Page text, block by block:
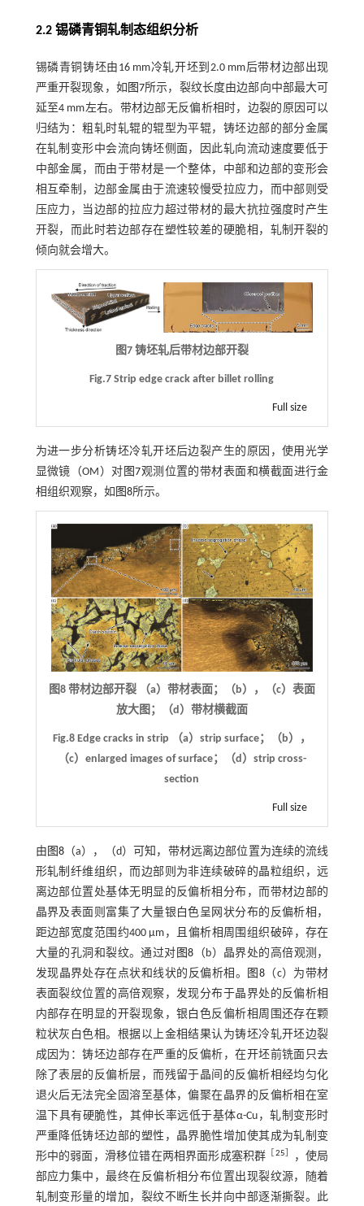
2.2 锡磷青铜轧制态组织分析
锡磷青铜铸坯由16 mm冷轧开坯到2.0 mm后带材边部出现
严重开裂现象，如 图7所示，裂纹长度由边部向中部最大可
延至4 mm左右。带材边部无反偏析相时，边裂的原因可以
归结为：粗轧时轧辊的辊型为平辊，铸坯边部的部分金属
在轧制变形中会流向铸坯侧面，因此轧向流动速度要低于
中部金属，而由于带材是一个整体，中部和边部的变形会
相互牵制，边部金属由于流速较慢受拉应力，而中部则受
压应力，当边部的拉应力超过带材的最大抗拉强度时产生
开裂，而此时若边部存在塑性较差的硬脆相，轧制开裂的
倾向就会增大。
图7 铸坯轧后带材边部开裂
Fig.7 Strip edge crack after billet rolling
Full size
为进一步分析铸坯冷轧开坯后边裂产生的原因，使用光学
显微镜（OM）对 图7观测位置的带材表面和横截面进行金
相组织观察，如 图8所示。
图8 带材边部开裂 （a）带材表面；（b），（c）表面
放大图；（d）带材横截面
Fig.8 Edge cracks in strip （a）strip surface；（b），
（c）enlarged images of surface；（d）strip cross-
section
Full size
由 图8（a），（d）可知，带材远离边部位置为连续的流线
形轧制纤维组织，而边部则为非连续破碎的晶粒组织，远
离边部位置处基体无明显的反偏析相分布，而带材边部的
晶界及表面则富集了大量银白色呈网状分布的反偏析相，
距边部宽度范围约400 μm，且偏析相周围组织破碎，存在
大量的孔洞和裂纹。通过对 图8 （b）晶界处的高倍观测，
发现晶界处存在点状和线状的反偏析相。
图8（c）为带材
表面裂纹位置的高倍观察，发现分布于晶界处的反偏析相
内部存在明显的开裂现象，银白色反偏析相周围还存在颗
粒状灰白色相。根据以上金相结果认为铸坯冷轧开坯边裂
成因为：铸坯边部存在严重的反偏析，在开坯前铣面只去
除了表层的反偏析层，而残留于晶间的反偏析相经均匀化
退火后无法完全固溶至基体，偏聚在晶界的反偏析相在室
温下具有硬脆性，其伸长率远低于基体α-Cu，轧制变形时
严重降低铸坯边部的塑性，晶界脆性增加使其成为轧制变
形中的弱面，滑移位错在两相界面形成塞积群
25
，使局
部应力集中，最终在反偏析相分布位置出现裂纹源，随着
轧制变形量的增加，裂纹不断生长并向中部逐渐撕裂。此